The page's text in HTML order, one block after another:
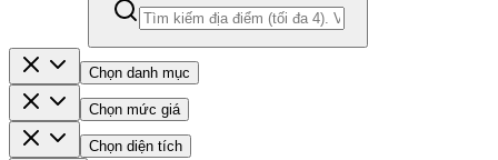
Chọn danh mục
Chọn mức giá
Chọn diện tích